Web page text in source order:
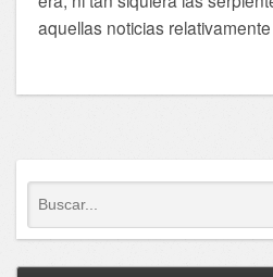
aquellas noticias